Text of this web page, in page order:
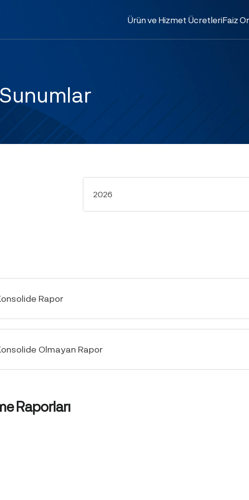
Ürün ve Hizmet ÜcretleriFaiz
2026
Rapor
Olmayan Rapor
Raporları